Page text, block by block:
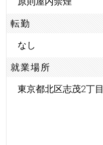
転勤
なし
就業場所
東京都北区志茂2丁目